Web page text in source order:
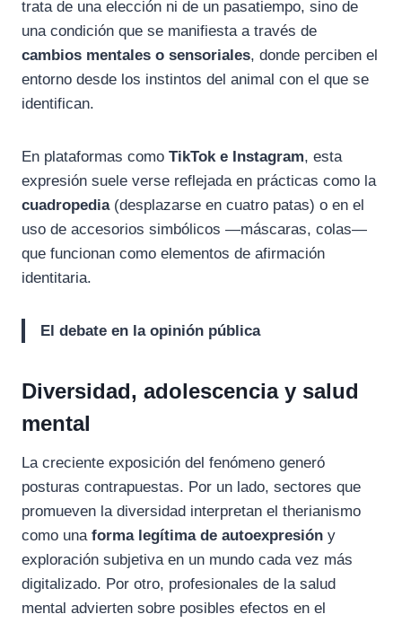
trata de una elección ni de un pasatiempo, sino de
una condición que se manifiesta a través de
cambios mentales o sensoriales, donde perciben el
entorno desde los instintos del animal con el que se
identifican.
En plataformas como TikTok e Instagram, esta
expresión suele verse reflejada en prácticas como la
cuadropedia(desplazarse en cuatro patas) o en el
uso de accesorios simbólicos —máscaras, colas—
que funcionan como elementos de afirmación
identitaria.
El debate en la opinión pública
Diversidad, adolescencia y salud
mental
La creciente exposición del fenómeno generó
posturas contrapuestas. Por un lado, sectores que
promueven la diversidad interpretan el therianismo
como una forma legítima de autoexpresión y
exploración subjetiva en un mundo cada vez más
digitalizado. Por otro, profesionales de la salud
mental advierten sobre posibles efectos en el